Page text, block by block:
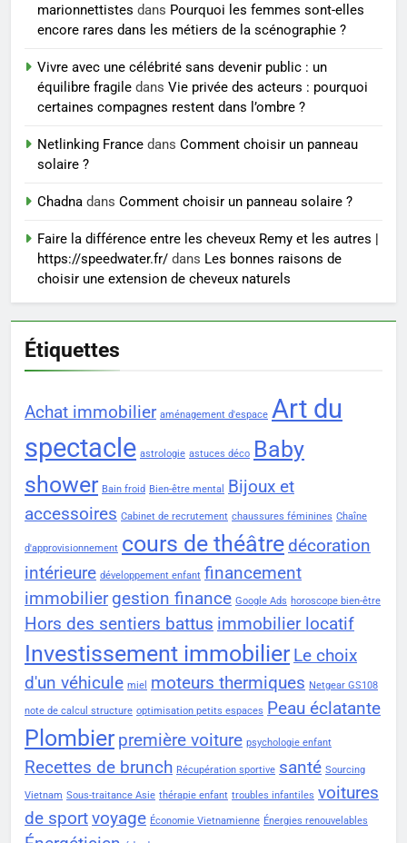
7
Sclérose en plaques et
maternité : tout ce que les
femmes enceintes doivent
SANTÉ
8
entre un cabinet BPO et un
marionnettistes dans Pourquoi les femmes sont-elles
encore rares dans les métiers de la scénographie ?
Vivre avec une célébrité sans devenir public : un
équilibre fragile dans Vie privée des acteurs : pourquoi
certaines compagnes restent dans l’ombre ?
Netlinking France dans Comment choisir un panneau
solaire ?
Chadna dans Comment choisir un panneau solaire ?
Faire la différence entre les cheveux Remy et les autres |
https://speedwater.fr/ dans Les bonnes raisons de
choisir une extension de cheveux naturels
Étiquettes
Achat immobilier aménagement d'espace Art du
spectacle astrologie astuces déco Baby
shower Bain froid Bien-être mental
Bijoux et
accessoires Cabinet de recrutement chaussures féminines Chaîne
d'approvisionnement cours de théâtre décoration
intérieure développement enfant financement
immobilier gestion finance Google Ads horoscope bien-être
Hors des sentiers battus immobilier locatif
Investissement immobilier Le choix
d'un véhicule miel moteurs thermiques Netgear GS108
note de calcul structure optimisation petits espaces Peau éclatante
Plombier première voiture psychologie enfant
Recettes de brunch Récupération sportive santé Sourcing
Vietnam Sous-traitance Asie thérapie enfant troubles infantiles voitures
de sportvoyage Économie Vietnamienne Énergies renouvelables